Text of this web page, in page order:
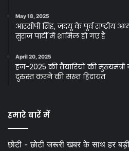
May 18, 2025
आरसीपी सिंह, जदयू के पूर्व राष्ट्रीय
सुराज पार्टी में शामिल हो गए हैं
April 20, 2025
हज-2025 की तैयारियों की मुख्यमंत्री
दुरुस्त करने की सख्त हिदायत
हमारे बारें में
छोटी - छोटी जरूरी खबर के साथ हर